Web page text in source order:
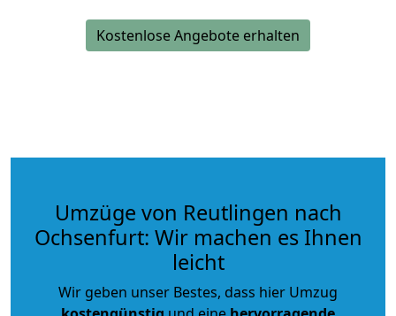
Kostenlose Angebote erhalten
Umzüge von Reutlingen nach
Ochsenfurt: Wir machen es Ihnen
leicht
Wir geben unser Bestes, dass hier Umzug